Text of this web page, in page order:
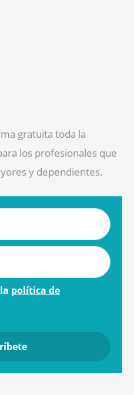
gratuita toda la
los profesionales que
y dependientes.
política de